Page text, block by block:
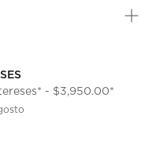
- $3,950.00*